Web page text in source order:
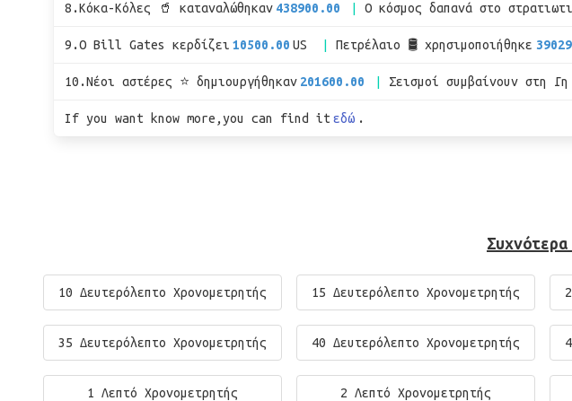
8.Κόκα-Κόλες 🥤 καταναλώθηκαν 438900.00 Ο κόσμος δαπανά στο
9.Ο Bill Gates κερδίζει 10500.00 US Πετρέλαιο 🛢 χρησιμοποιήθηκε
10.Νέοι αστέρες ⭐ δημιουργήθηκαν 201600.00 Σεισμοί συμβαίνουν στη Γη
If you want know more,you can find it εδώ .
10 Δευτερόλεπτο Χρονομετρητής 15 Δευτερόλεπτο Χρονομετρητής
35 Δευτερόλεπτο Χρονομετρητής 40 Δευτερόλεπτο Χρονομετρητής
1 Λεπτό Χρονομετρητής 2 Λεπτό Χρονομετρητής